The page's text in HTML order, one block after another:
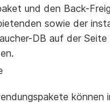
und den Back-
sowie der
DB auf der Seite
können